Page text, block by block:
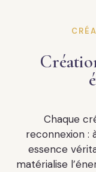
Chaque
reconnexion :
essence
matérialise